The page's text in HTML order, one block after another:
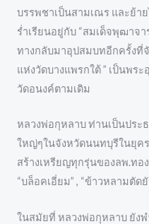
บรรพชาเป็นสามเณร และย้า
ร่ำเรียนอยู่กับ “สมเด็จพุฒาจา
ทางกลับมาอุปสมบทอีกครั้งที่
แห่งวัดบางแพรกใต้ ” เป็นพ
วัดอนงค์ตามเดิม
หลวงพ่อกุหลาบ ท่านเป็นประ
ใหญ่ๆในจังหวัดนนทบุรีในยุค
สร้างเหรียญทุกรุ่นของลพ.ทอ
“บล็อคเอี่ยม” , “ข้าวหลามตั
ในสมัยที่ หลวงพ่อกุหลาบ ยัง